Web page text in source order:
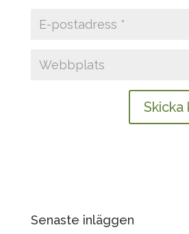
Senaste inläggen